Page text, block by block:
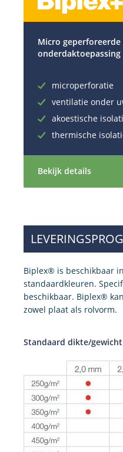
Micro
onderdaktoepassing
microperforatie
ventilatie onder
akoestische
thermische
Bekijk details
Biplex® is beschikbaar
standaardkleuren.
beschikbaar. Biplex®
zowel plaat als rolvorm.
Standaard dikte/